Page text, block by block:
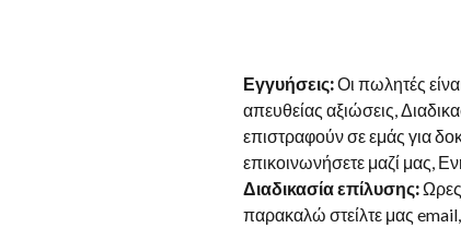
Εγγυήσεις:Οι πωλητές
απευθείας αξιώσεις,
επιστραφούν σε εμάς για
επικοινωνήσετε μαζί μας,
Διαδικασία επίλυσης:
παρακαλώ στείλτε μας